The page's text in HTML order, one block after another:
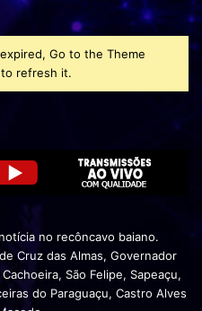
Go to the Theme
refresh it.
no recôncavo baiano.
Cruz das Almas, Governador
São Felipe, Sapeaçu,
do Paraguaçu, Castro Alves